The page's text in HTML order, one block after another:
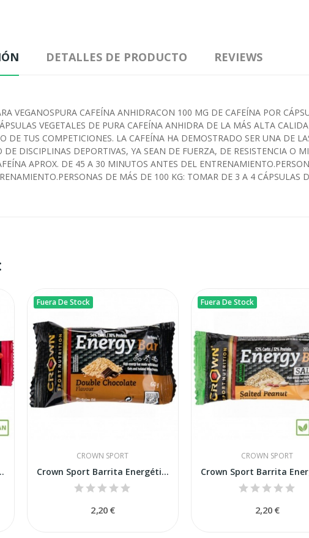
DETALLES DE PRODUCTO REVIEWS
VEGANOSPURA CAFEÍNA ANHIDRACON 100 MG DE CAFEÍNA POR
VEGETALES DE PURA CAFEÍNA ANHIDRA DE LA MÁS ALTA
TUS COMPETICIONES. LA CAFEÍNA HA DEMOSTRADO SER UNA DE
DISCIPLINAS DEPORTIVAS, YA SEAN DE FUERZA, DE RESISTENCIA O
APROX. DE 45 A 30 MINUTOS ANTES DEL
DE MÁS DE 100 KG: TOMAR DE 3 A 4 CÁPSULAS
Energética...
Fuera De Stock
CROWN SPORT
Crown Sport Barrita Energética Doble Chocolate 60g
2,20 €
Fuera De Stock
CROWN SPORT
2,20 €